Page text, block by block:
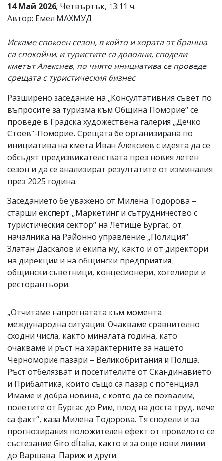
отговорност
за
откриете
обиден
за
вас
коментар,
сигнализирайте
ни!
14 Май 2026, Четвъртък, 13:11 ч.
Автор: Емел МАХМУД
Искаме спокоен сезон, в който и хората от бранша
са спокойни, и туристите са доволни, сподели
кметът Алексиев, по чиято инициатива се проведе
срещата с туристическия бизнес
Разширено заседание на „Консултативния съвет по
въпросите за туризма към Община Поморие“ се
проведе в Градска художествена галерия „Дечко
Стоев“-Поморие.Срещата бе организирана по
инициатива на кмета Иван Алексиев с идеята да се
обсъдят предизвикателствата през новия летен
сезон и да се анализират резултатите от изминалия
през 2025 година.
Заседанието бе уважено от Милена Тодорова –
старши експерт „Маркетинг и сътрудничество с
туристическия сектор“ на Летище Бургас, от
началника на Районно управление „Полиция“
Златан Даскалов и екипа му, както и от директори
на дирекции и на общински предприятия,
общински съветници, концесионери, хотелиери и
ресторантьори.
„Отчитаме напрегнатата към момента
международна ситуация. Очакваме сравнително
сходни числа, както миналата година, като
очакваме и ръст на характерните за нашето
Черноморие пазари – Великобритания и Полша.
Ръст отбелязват и посетителите от Скандинавието
и Прибалтика, които също са пазар с потенциал.
Имаме и добра новина, с която да се похвалим,
полетите от Бургас до Рим, плод на доста труд, вече
са факт“, каза Милена Тодорова. Тя сподели и за
прогнозирания положителен ефект от провелото се
състезание Giro dÍtalia, както и за още нови линии
до Варшава, Париж и други.